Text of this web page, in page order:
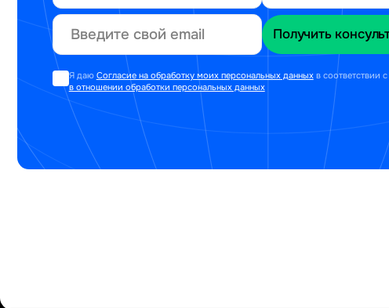
Я даю Согласие на обработку моих персональных данныхв соответствии с
в отношении обработки персональных данных